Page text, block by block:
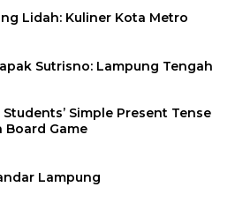
Lidah: Kuliner Kota Metro
Sutrisno: Lampung Tengah
Simple Present Tense
Game
Lampung